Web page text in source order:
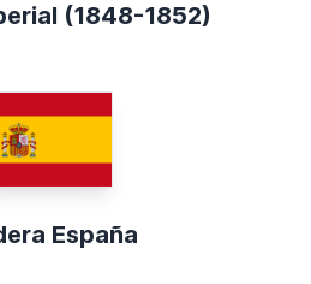
(1848-1852)
España